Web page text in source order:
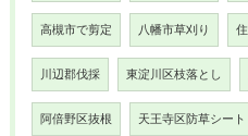
高槻市で剪定 八幡市草刈り
川辺郡伐採 東淀川区枝落とし
阿倍野区抜根 天王寺区防草シート